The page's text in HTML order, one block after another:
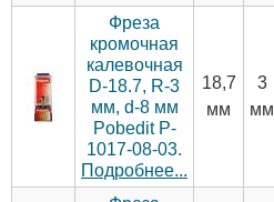
Фреза
кромочная
калевочная
D-18.7, R-3
мм, d-8 мм
Pobedit P-
1017-08-03.
Подробнее...
18,7
мм
3
мм